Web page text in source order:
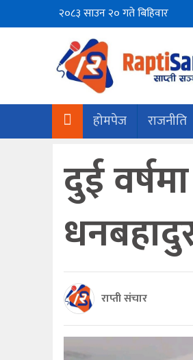
२०८३ साउन २० गते बिहिवार
होमपेज राजनीति
दुई
राप्ती संचार